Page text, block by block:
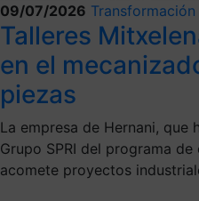
09/07/2026
Talleres
en el
piezas
La empresa de Hernani, que
Grupo SPRI del programa
acomete proyectos